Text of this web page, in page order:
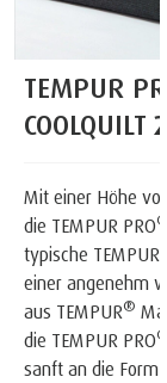
TEMPUR
COOLQUILT
Mit einer Höhe
die TEMPUR PRO
typische TEMPUR
einer angenehm
aus TEMPUR®
die TEMPUR PRO
sanft an die Form